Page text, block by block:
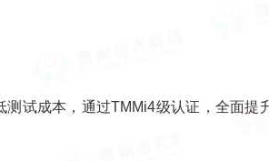
试成本，通过TMMi4级认证，全面提